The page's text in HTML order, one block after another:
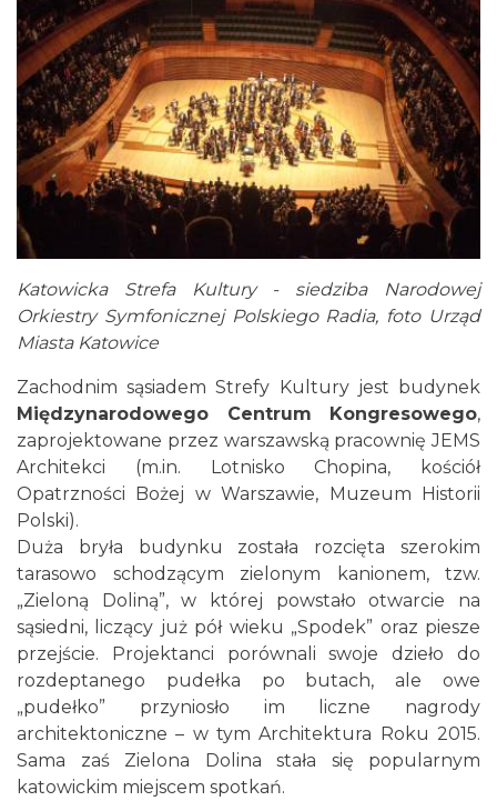
Katowicka Strefa Kultury - siedziba Narodowej
Orkiestry Symfonicznej Polskiego Radia, foto Urząd
Miasta Katowice
Zachodnim sąsiadem Strefy Kultury jest budynek
Międzynarodowego Centrum Kongresowego,
zaprojektowane przez warszawską pracownię JEMS
Architekci (m.in. Lotnisko Chopina, kościół
Opatrzności Bożej w Warszawie, Muzeum Historii
Polski).
Duża bryła budynku została rozcięta szerokim
tarasowo schodzącym zielonym kanionem, tzw.
„Zieloną Doliną”, w której powstało otwarcie na
sąsiedni, liczący już pół wieku „Spodek” oraz piesze
przejście. Projektanci porównali swoje dzieło do
rozdeptanego pudełka po butach, ale owe
„pudełko” przyniosło im liczne nagrody
architektoniczne – w tym Architektura Roku 2015.
Sama zaś Zielona Dolina stała się popularnym
katowickim miejscem spotkań.